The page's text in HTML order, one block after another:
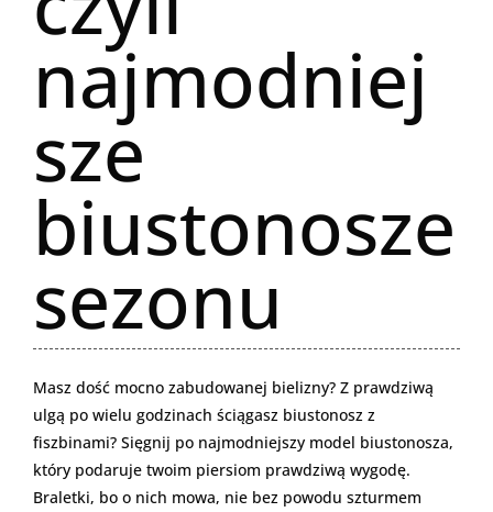
najmodniej
sze
biustonosze
sezonu
Masz dość mocno zabudowanej bielizny? Z prawdziwą
ulgą po wielu godzinach ściągasz biustonosz z
fiszbinami? Sięgnij po najmodniejszy model biustonosza,
który podaruje twoim piersiom prawdziwą wygodę.
Braletki, bo o nich mowa, nie bez powodu szturmem